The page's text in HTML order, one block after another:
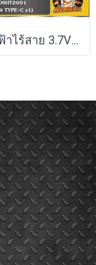
ไขควงไฟฟ้าไร้สาย 3.7V OSHT2001 OSUKA